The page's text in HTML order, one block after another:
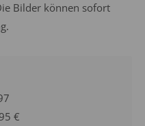
Bilder können sofort
€